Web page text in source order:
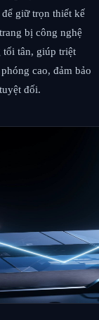
giữ trọn thiết kế
bị công nghệ
tối tân, giúp triệt
cao, đảm bảo
đối.